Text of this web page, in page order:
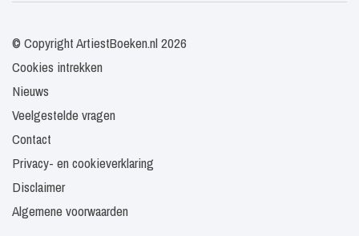
© Copyright ArtiestBoeken.nl 2026
Cookies intrekken
Nieuws
Veelgestelde vragen
Contact
Privacy- en cookieverklaring
Disclaimer
Algemene voorwaarden